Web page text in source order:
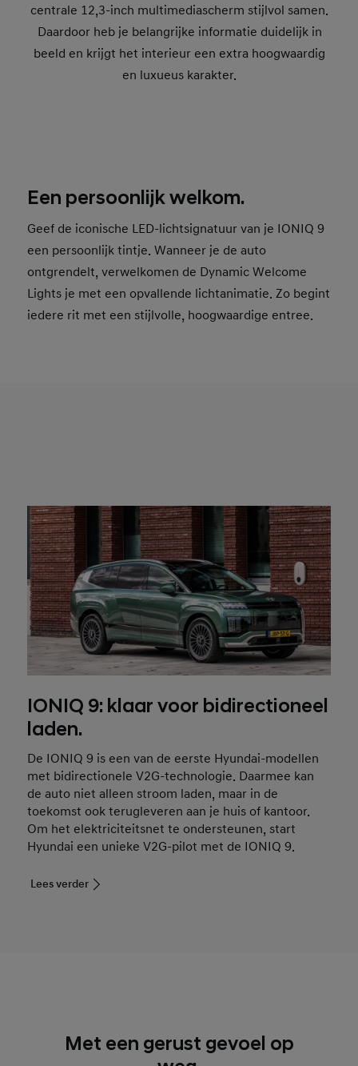
centrale 12,3-inch multimediascherm stijlvol samen.
Daardoor heb je belangrijke informatie duidelijk in
beeld en krijgt het interieur een extra hoogwaardig
en luxueus karakter.
Een persoonlijk welkom.
Geef de iconische LED-lichtsignatuur van je IONIQ 9
een persoonlijk tintje. Wanneer je de auto
ontgrendelt, verwelkomen de Dynamic Welcome
Lights je met een opvallende lichtanimatie. Zo begint
iedere rit met een stijlvolle, hoogwaardige entree.
IONIQ 9: klaar voor bidirectioneel
laden.
De IONIQ 9 is een van de eerste Hyundai-modellen
met bidirectionele V2G-technologie. Daarmee kan
de auto niet alleen stroom laden, maar in de
toekomst ook terugleveren aan je huis of kantoor.
Om het elektriciteitsnet te ondersteunen, start
Hyundai een unieke V2G-pilot met de IONIQ 9.
Lees verder
Met een gerust gevoel op